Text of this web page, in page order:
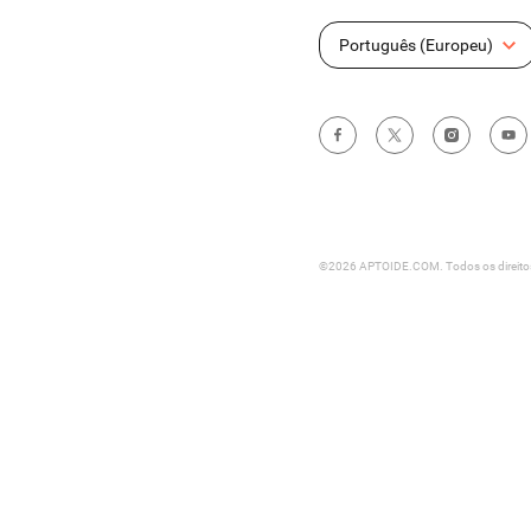
Português (Europeu)
©2026 APTOIDE.COM. Todos os